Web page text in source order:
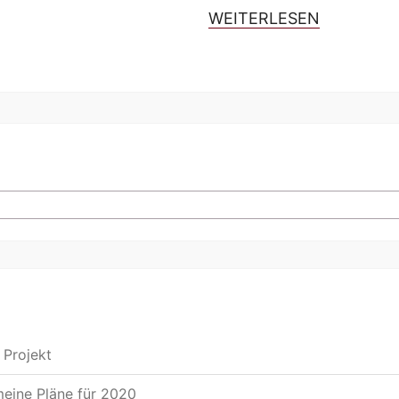
WEITERLESEN
Pläne für 2020